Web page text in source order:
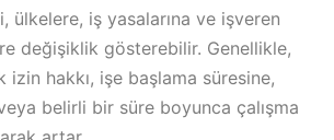
ülkelere, iş yasalarına ve işveren
değişiklik gösterebilir. Genellikle,
izin hakkı, işe başlama süresine,
belirli bir süre boyunca çalışma